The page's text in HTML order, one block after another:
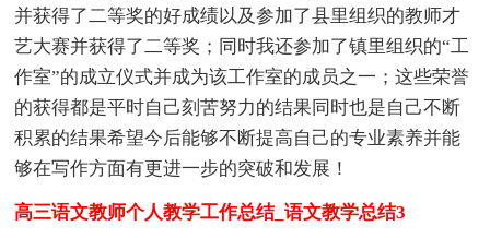
并获得了二等奖的好成绩以及参加了县里组织的教师才
艺大赛并获得了二等奖；同时我还参加了镇里组织的“工
作室”的成立仪式并成为该工作室的成员之一；这些荣誉
的获得都是平时自己刻苦努力的结果同时也是自己不断
积累的结果希望今后能够不断提高自己的专业素养并能
够在写作方面有更进一步的突破和发展！
高三语文教师个人教学工作总结_语文教学总结3